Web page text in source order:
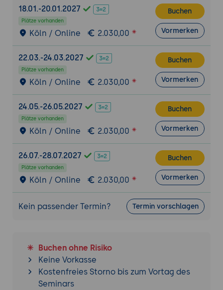
Tools:PagerDuty, Monitoring-Integration
(z. B. Datadog, Nagios).
Ergebnisse:Ein funktionaler Incident-
Management-Workflow mit
Eskalationsrichtlinien.
Fortgeschrittene Funktionen und
Automatisierung
Integration von Automatisierungstools:
Nutzung von Automatisierungsfunktionen
für wiederkehrende Aufgaben.
von KI-gestützten Tools zur
Mustererkennung und Prognose von
Vorfällen.
komplexer Systeme mit mehreren
Abhängigkeiten und Alarmkaskaden.
Vorfällen zur Verbesserung zukünftiger
Prozesse.
Praxisübung 2: Automatisierung eines
18.01.-20.01.2027
Plätze vorhanden
Köln / Online 2.030,00
Buchen
Vormerken
22.03.-24.03.2027
Plätze vorhanden
Köln / Online 2.030,00
Buchen
Vormerken
24.05.-26.05.2027
Plätze vorhanden
Köln / Online 2.030,00
Buchen
Vormerken
26.07.-28.07.2027
Plätze vorhanden
Köln / Online 2.030,00
Buchen
Vormerken
Kein passender Termin? Termin vorschlagen
Buchen ohne Risiko
Keine Vorkasse
Kostenfreies Storno bis zum Vortag des
Seminars